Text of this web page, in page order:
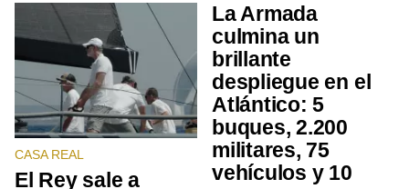
CASA REAL
El Rey sale a
La Armada
culmina un
brillante
despliegue en el
Atlántico: 5
buques, 2.200
militares, 75
vehículos y 10